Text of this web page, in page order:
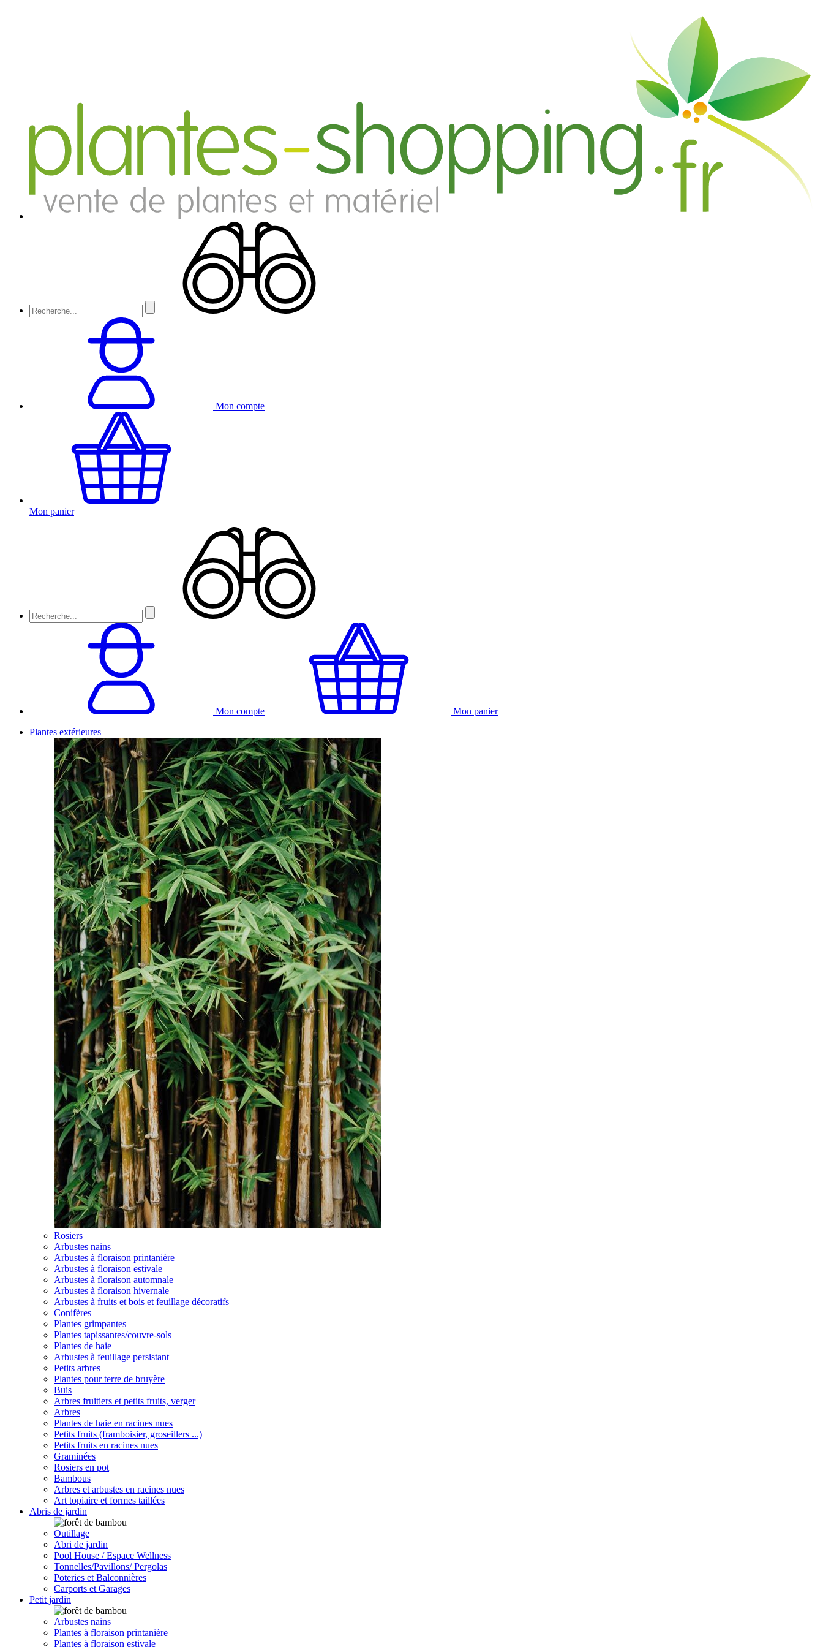
Mon compte
Mon panier
Mon compte
Mon panier
Plantes extérieures
Rosiers
Arbustes nains
Arbustes à floraison printanière
Arbustes à floraison estivale
Arbustes à floraison automnale
Arbustes à floraison hivernale
Arbustes à fruits et bois et feuillage décoratifs
Conifères
Plantes grimpantes
Plantes tapissantes/couvre-sols
Plantes de haie
Arbustes à feuillage persistant
Petits arbres
Plantes pour terre de bruyère
Buis
Arbres fruitiers et petits fruits, verger
Arbres
Plantes de haie en racines nues
Petits fruits (framboisier, groseillers ...)
Petits fruits en racines nues
Graminées
Rosiers en pot
Bambous
Arbres et arbustes en racines nues
Art topiaire et formes taillées
Abris de jardin
Outillage
Abri de jardin
Pool House / Espace Wellness
Tonnelles/Pavillons/ Pergolas
Poteries et Balconnières
Carports et Garages
Petit jardin
Arbustes nains
Plantes à floraison printanière
Plantes à floraison estivale